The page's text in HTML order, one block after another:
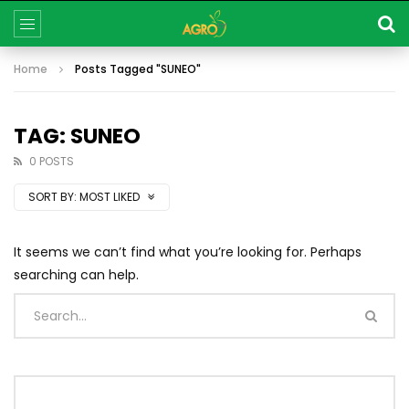
Home Posts Tagged "SUNEO"
TAG: SUNEO
0 POSTS
SORT BY: MOST LIKED
It seems we can’t find what you’re looking for. Perhaps
searching can help.